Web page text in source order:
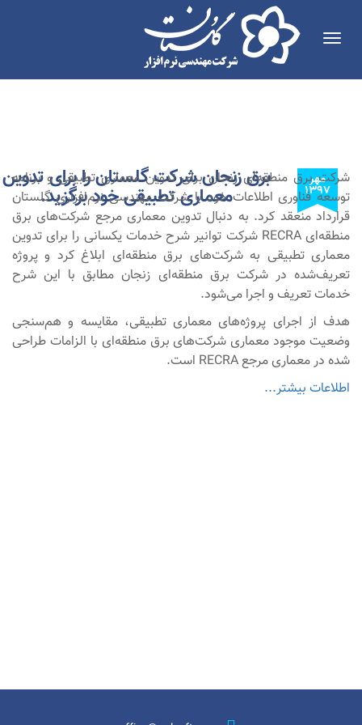
Toggle
navigation
مهر
۱۳۹۷ برق زنجان شرکت گلستان را برای تدوین
معماری تطبیقی خود برگزید.
شرکت برق منطقه‌ای زنحان برای تدوین معماری تطبیقی و برنامه
توسعه فناوری اطلاعات خود با شرکت مهندسی نرم‌افزاری گلستان
قرارداد منعقد کرد. به دنبال تدوین معماری مرجع شرکت‌های برق
منطقه‌ای RECRA شرکت توانیر شرح خدمات یکسانی را برای تدوین
معماری تطبیقی به شرکت‌های برق منطقه‌ای ابلاغ کرد و پروژه
تعریف‌شده در شرکت برق منطقه‌ای زنجان مطابق با این شرح
خدمات تعریف و اجرا می‌شود.
هدف از اجرای پروژه‌های معماری تطبیقی، مقایسه و هم‌سنجی
وضعیت موجود معماری شرکت‌های برق منطقه‌ای با الزامات طراحی
شده در معماری مرجع RECRA است.
اطلاعات بیشتر...